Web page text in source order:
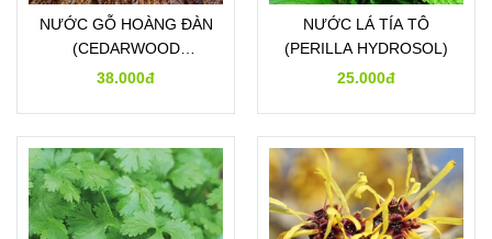
NƯỚC GỖ HOÀNG ĐÀN
(CEDARWOOD
HYDROSOL)
38.000đ
NƯỚC LÁ TÍA TÔ
(PERILLA HYDROSOL)
25.000đ